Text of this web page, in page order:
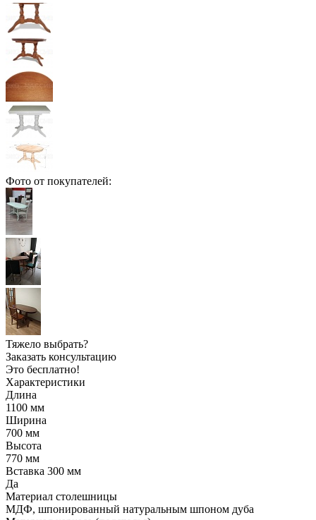
Фото от покупателей:
Тяжело выбрать?
Заказать консультацию
Это бесплатно!
Характеристики
Длина
1100 мм
Ширина
700 мм
Высота
770 мм
Вставка 300 мм
Да
Материал столешницы
МДФ, шпонированный натуральным шпоном дуба